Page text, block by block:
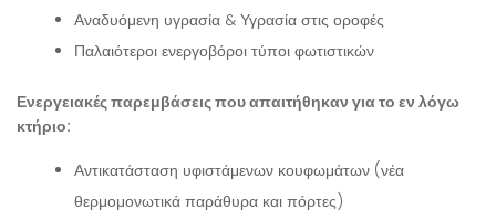
Αναδυόμενη υγρασία & Υγρασία στις οροφές
Παλαιότεροι ενεργοβόροι τύποι φωτιστικών
Ενεργειακές παρεμβάσεις που απαιτήθηκαν για το εν λόγω
κτήριο:
Αντικατάσταση υφιστάμενων κουφωμάτων (νέα
θερμομονωτικά παράθυρα και πόρτες)